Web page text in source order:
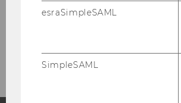
Maryam Rassouli, MSc
esraSimpleSAML
SimpleSAML